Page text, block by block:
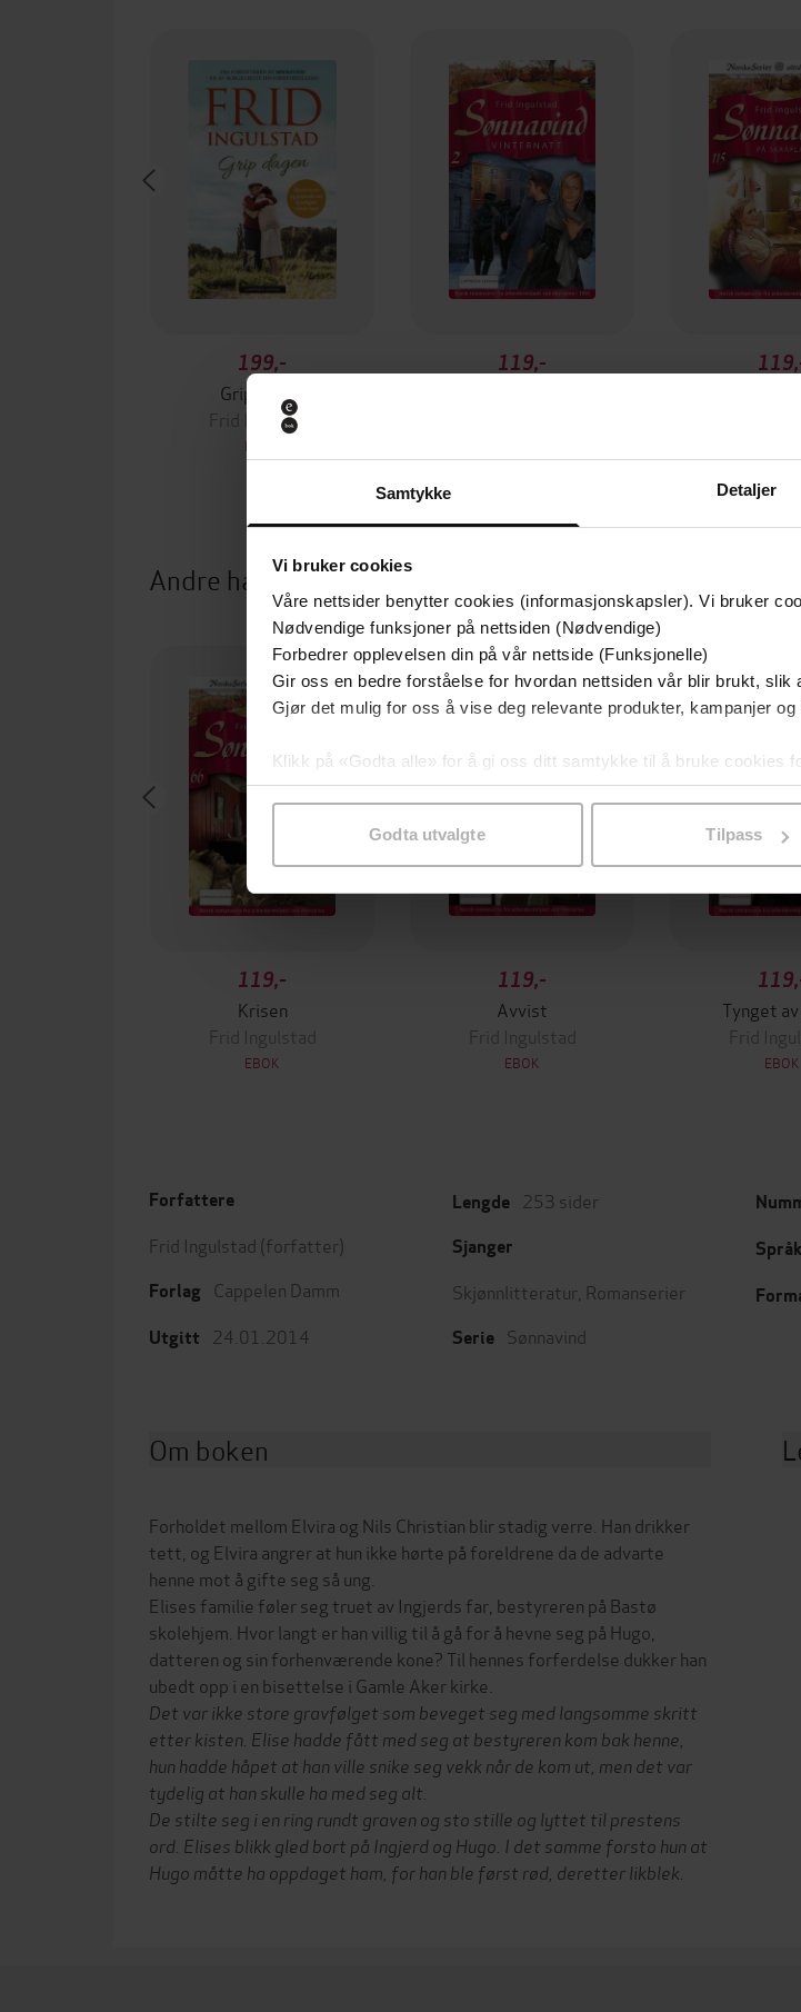
Samtykke Detaljer
Vi bruker cookies
Våre nettsider benytter cookies (informasjonskapsler). Vi bruker
Nødvendige funksjoner på nettsiden (Nødvendige)
Forbedrer opplevelsen din på vår nettside (Funksjonelle)
Gir oss en bedre forståelse for hvordan nettsiden vår blir brukt, slik
Gjør det mulig for oss å vise deg relevante produkter, kampanjer
Klikk på «Godta alle» for å gi oss ditt samtykke til å bruke cookies
samtykke til spesifikke formål ved å klikke på «Tilpass». Du kan
Godta utvalgte Tilpass
199,-
Grip dagen
Frid Ingulstad
EBOK
119,-
Andre har også kjøpt
119,-
Krisen
Frid Ingulstad
EBOK
119,-
Avvist
Frid Ingulstad
EBOK
Tynget
Frid
EBOK
Forfattere
Frid Ingulstad (forfatter)
Forlag Cappelen Damm
Utgitt 24.01.2014
Lengde 253 sider
Sjanger
Skjønnlitteratur Romanserier
Serie Sønnavind
Språk
Om boken
Forholdet mellom Elvira og Nils Christian blir stadig verre. Han drikker
tett, og Elvira angrer at hun ikke hørte på foreldrene da de advarte
henne mot å gifte seg så ung.
Elises familie føler seg truet av Ingjerds far, bestyreren på Bastø
skolehjem. Hvor langt er han villig til å gå for å hevne seg på Hugo,
datteren og sin forhenværende kone? Til hennes forferdelse dukker han
ubedt opp i en bisettelse i Gamle Aker kirke.
Det var ikke store gravfølget som beveget seg med langsomme skritt
etter kisten. Elise hadde fått med seg at bestyreren kom bak henne,
hun hadde håpet at han ville snike seg vekk når de kom ut, men det var
tydelig at han skulle ha med seg alt.
De stilte seg i en ring rundt graven og sto stille og lyttet til prestens
ord. Elises blikk gled bort på Ingjerd og Hugo. I det samme forsto hun at
Hugo måtte ha oppdaget ham, for han ble først rød, deretter likblek.